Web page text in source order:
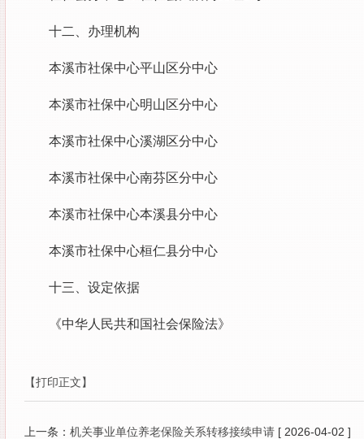
十二、办理机构
本溪市社保中心平山区分中心
本溪市社保中心明山区分中心
本溪市社保中心溪湖区分中心
本溪市社保中心南芬区分中心
本溪市社保中心本溪县分中心
本溪市社保中心桓仁县分中心
十三、设定依据
《中华人民共和国社会保险法》
【打印正文】
上一条： 机关事业单位养老保险关系转移接续申请 [ 2026-04-02 ]